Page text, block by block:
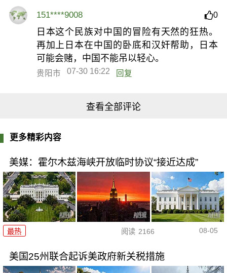
151****9008 0
日本这个民族对中国的冒险有天然的狂热。
再加上日本在中国的卧底和汉奸帮助，日本
可能会赌，中国不能吊以轻心。
贵阳市 07-30 16:22 回复
查看全部评论
更多精彩内容
美媒：霍尔木兹海峡开放临时协议“接近达成”
最热 阅读 2166 08-05
美国25州联合起诉美政府新关税措施